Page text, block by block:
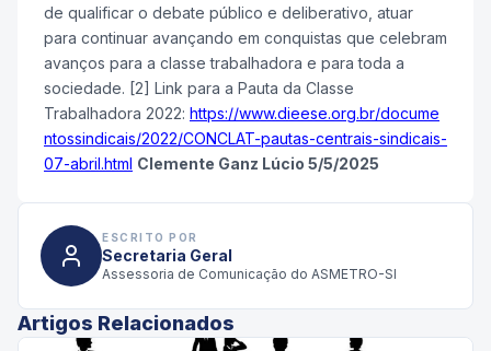
de qualificar o debate público e deliberativo, atuar
para continuar avançando em conquistas que celebram
avanços para a classe trabalhadora e para toda a
sociedade. [2] Link para a Pauta da Classe
Trabalhadora 2022: https://www.dieese.org.br/docume
ntossindicais/2022/CONCLAT-pautas-centrais-sindicais-
07-abril.html Clemente Ganz Lúcio 5/5/2025
ESCRITO POR
Secretaria Geral
Assessoria de Comunicação do ASMETRO-SI
Artigos Relacionados